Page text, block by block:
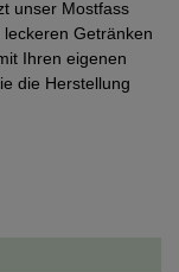
unser Mostfass
Getränken
Ihren eigenen
die Herstellung